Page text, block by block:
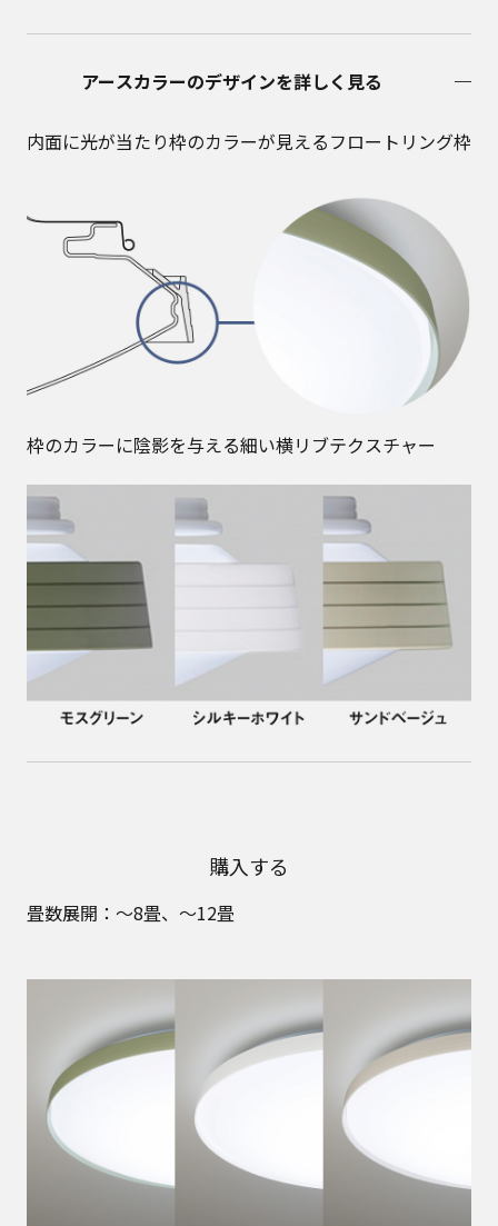
アースカラーのデザインを詳しく見る
内面に光が当たり枠のカラーが見えるフロートリング枠
枠のカラーに陰影を与える細い横リブテクスチャー
購入する
畳数展開：～8畳、～12畳